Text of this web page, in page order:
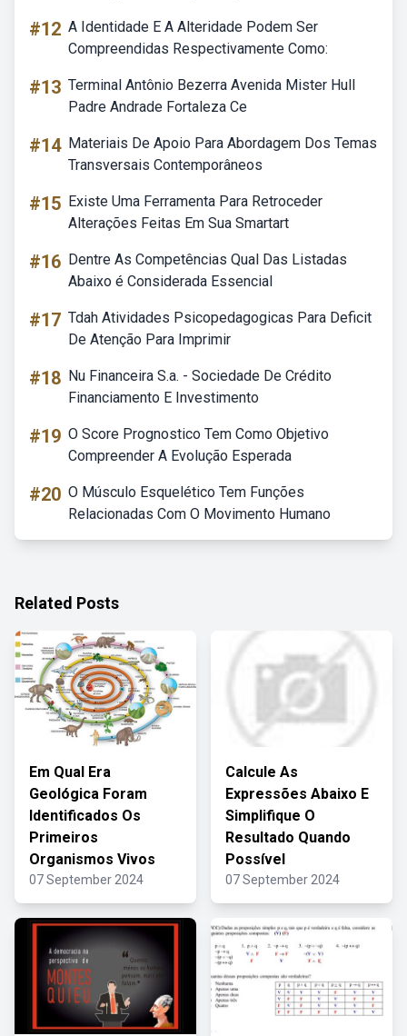
#12 A Identidade E A Alteridade Podem Ser
Compreendidas Respectivamente Como:
#13 Terminal Antônio Bezerra Avenida Mister Hull
Padre Andrade Fortaleza Ce
#14 Materiais De Apoio Para Abordagem Dos Temas
Transversais Contemporâneos
#15 Existe Uma Ferramenta Para Retroceder
Alterações Feitas Em Sua Smartart
#16 Dentre As Competências Qual Das Listadas
Abaixo é Considerada Essencial
#17 Tdah Atividades Psicopedagogicas Para Deficit
De Atenção Para Imprimir
#18 Nu Financeira S.a. - Sociedade De Crédito
Financiamento E Investimento
#19 O Score Prognostico Tem Como Objetivo
Compreender A Evolução Esperada
#20 O Músculo Esquelético Tem Funções
Relacionadas Com O Movimento Humano
Related Posts
Em Qual Era
Geológica Foram
Identificados Os
Primeiros
Organismos Vivos
07 September 2024
Calcule As
Expressões Abaixo E
Simplifique O
Resultado Quando
Possível
07 September 2024